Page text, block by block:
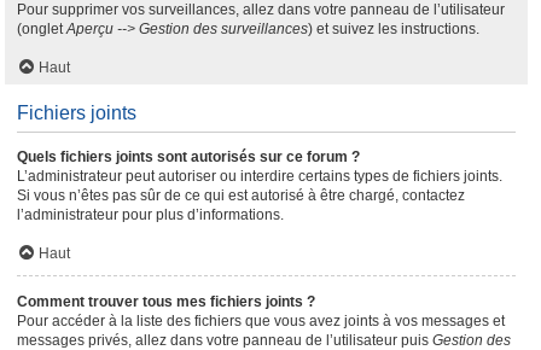
Pour supprimer vos surveillances, allez dans votre panneau de l’utilisateur
(ongletAperçu --> Gestion des surveillances) et suivez les instructions.
Haut
Fichiers joints
Quels fichiers joints sont autorisés sur ce forum ?
L’administrateur peut autoriser ou interdire certains types de fichiers joints.
Si vous n’êtes pas sûr de ce qui est autorisé à être chargé, contactez
l’administrateur pour plus d’informations.
Haut
Comment trouver tous mes fichiers joints ?
Pour accéder à la liste des fichiers que vous avez joints à vos messages et
messages privés, allez dans votre panneau de l’utilisateur puis Gestion des